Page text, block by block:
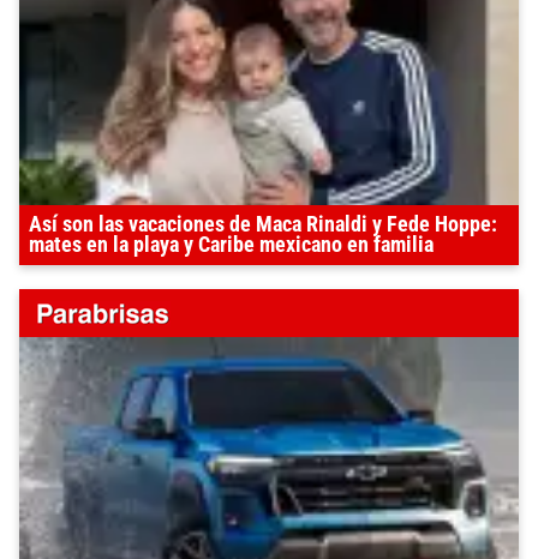
Así son las vacaciones de Maca Rinaldi y Fede Hoppe:
mates en la playa y Caribe mexicano en familia